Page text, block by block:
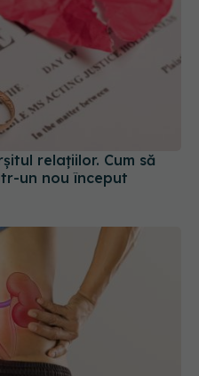
relațiilor. Cum să
un nou început